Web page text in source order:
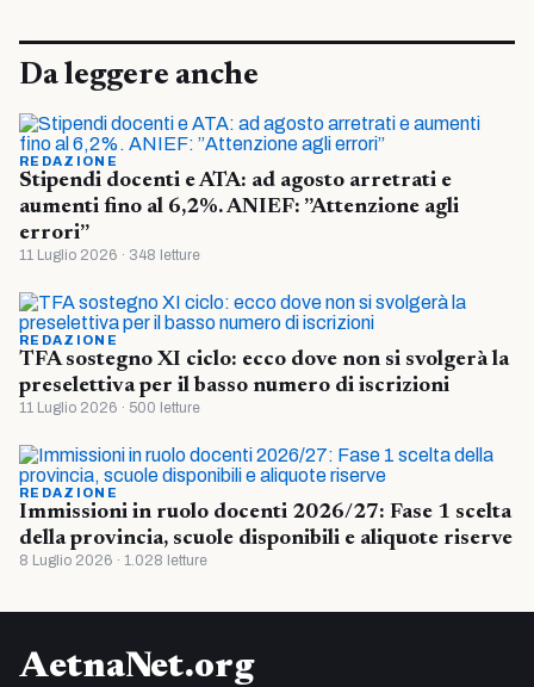
Da leggere anche
REDAZIONE
Stipendi docenti e ATA: ad agosto arretrati e
aumenti fino al 6,2%. ANIEF: ”Attenzione agli
errori”
11 Luglio 2026 · 348 letture
REDAZIONE
TFA sostegno XI ciclo: ecco dove non si svolgerà la
preselettiva per il basso numero di iscrizioni
11 Luglio 2026 · 500 letture
REDAZIONE
Immissioni in ruolo docenti 2026/27: Fase 1 scelta
della provincia, scuole disponibili e aliquote riserve
8 Luglio 2026 · 1.028 letture
AetnaNet.org